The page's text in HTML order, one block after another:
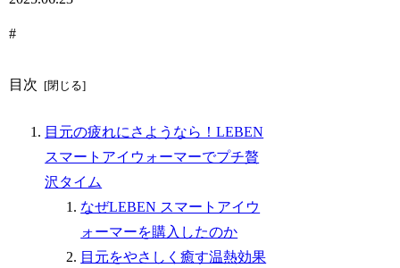
#
目次
目元の疲れにさようなら！LEBEN
スマートアイウォーマーでプチ贅
沢タイム
なぜLEBEN スマートアイウ
ォーマーを購入したのか
目元をやさしく癒す温熱効果